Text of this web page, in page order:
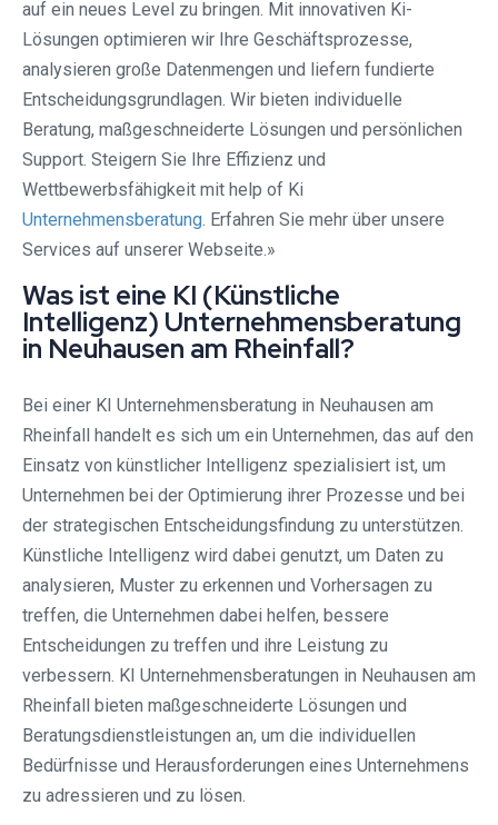
auf ein neues Level zu bringen. Mit innovativen Ki-
Lösungen optimieren wir Ihre Geschäftsprozesse,
analysieren große Datenmengen und liefern fundierte
Entscheidungsgrundlagen. Wir bieten individuelle
Beratung, maßgeschneiderte Lösungen und persönlichen
Support. Steigern Sie Ihre Effizienz und
Wettbewerbsfähigkeit mit help of Ki
Unternehmensberatung. Erfahren Sie mehr über unsere
Services auf unserer Webseite.»
Was ist eine KI (Künstliche
Intelligenz) Unternehmensberatung
in Neuhausen am Rheinfall?
Bei einer KI Unternehmensberatung in Neuhausen am
Rheinfall handelt es sich um ein Unternehmen, das auf den
Einsatz von künstlicher Intelligenz spezialisiert ist, um
Unternehmen bei der Optimierung ihrer Prozesse und bei
der strategischen Entscheidungsfindung zu unterstützen.
Künstliche Intelligenz wird dabei genutzt, um Daten zu
analysieren, Muster zu erkennen und Vorhersagen zu
treffen, die Unternehmen dabei helfen, bessere
Entscheidungen zu treffen und ihre Leistung zu
verbessern. KI Unternehmensberatungen in Neuhausen am
Rheinfall bieten maßgeschneiderte Lösungen und
Beratungsdienstleistungen an, um die individuellen
Bedürfnisse und Herausforderungen eines Unternehmens
zu adressieren und zu lösen.